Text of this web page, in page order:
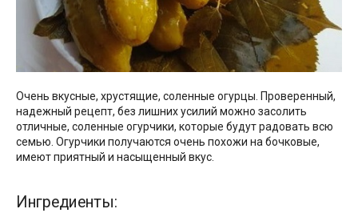
Очень вкусные, хрустящие, соленные огурцы. Проверенный,
надежный рецепт, без лишних усилий можно засолить
отличные, соленные огурчики, которые будут радовать всю
семью. Огурчики получаются очень похожи на бочковые,
имеют приятный и насыщенный вкус.
Ингредиенты: